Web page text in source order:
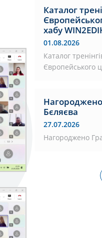
Каталог
хабу
01.08.2026
Каталог
Європейського
Бєляєва
27.07.2026
Нагороджено